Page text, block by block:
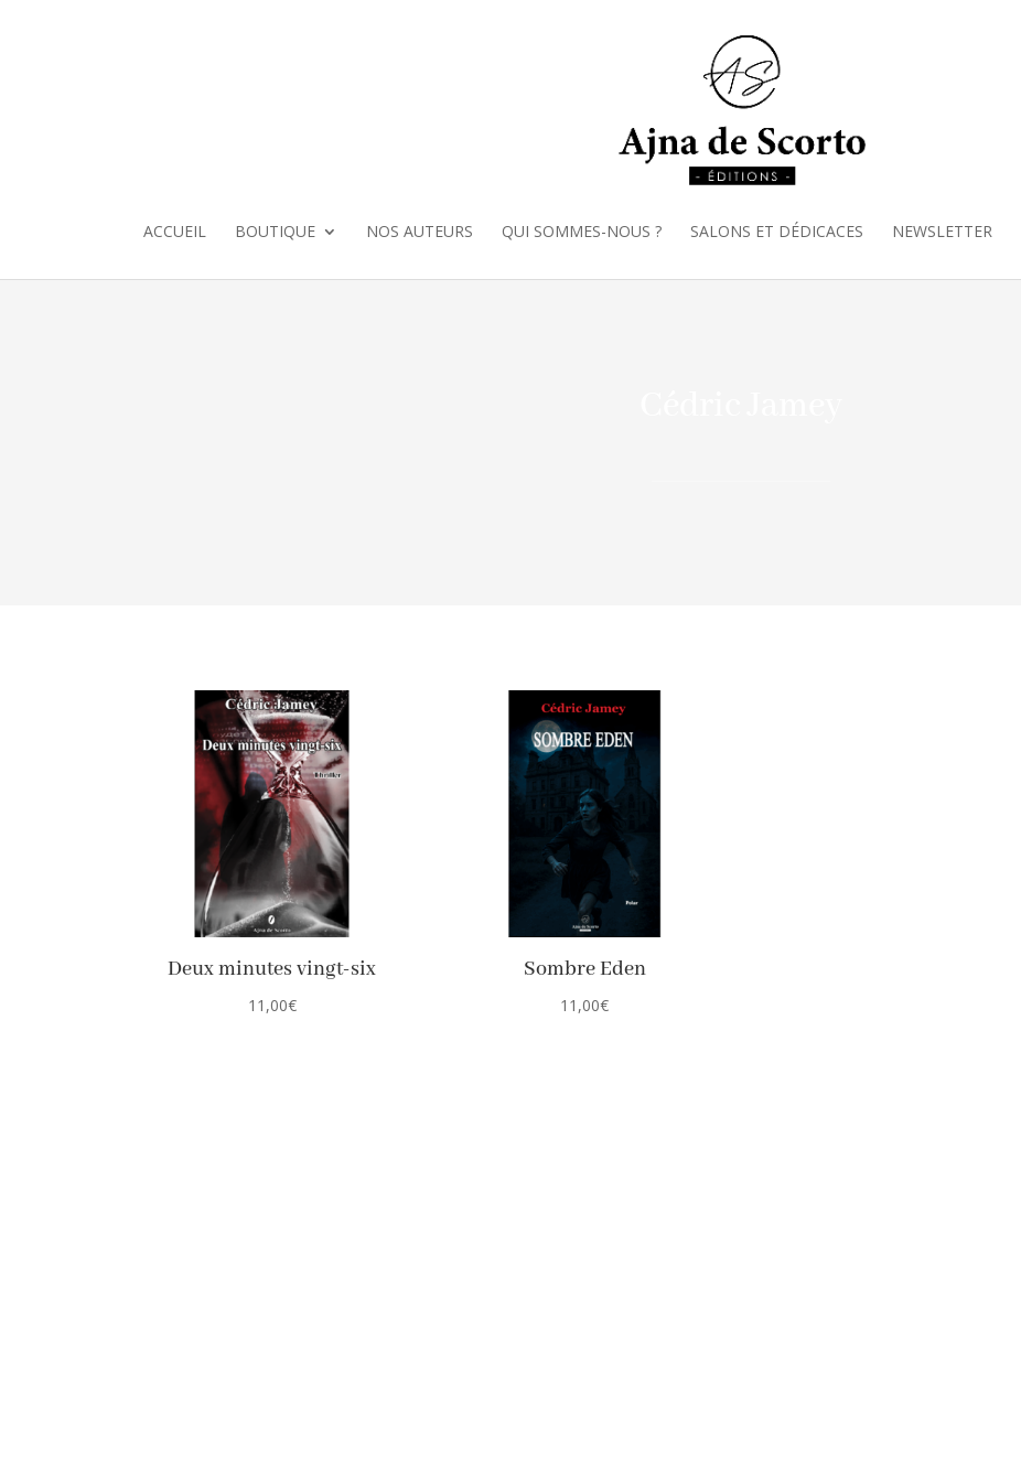
ACCUEIL BOUTIQUE NOS AUTEURS QUI SOMMES-NOUS ? SALONS ET DÉDICACES NEWSLETTER
Deux minutes vingt-six
11,00€
Sombre Eden
11,00€